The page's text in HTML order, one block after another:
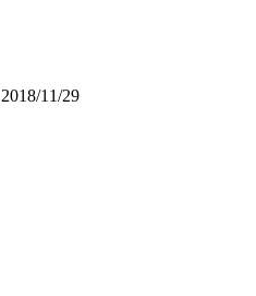
2018/11/29